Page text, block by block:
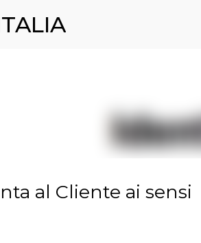
principali
al Cliente ai sensi